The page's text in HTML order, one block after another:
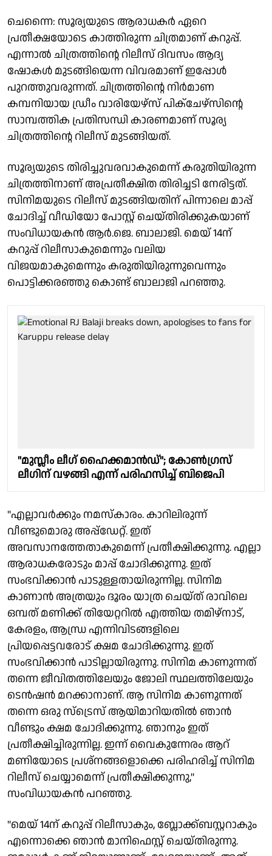
ചെന്നൈ: സൂര്യയുടെ ആരാധകര്‍ ഏറെ
പ്രതീക്ഷയോടെ കാത്തിരുന്ന ചിത്രമാണ് കറുപ്പ്.
എന്നാല്‍ ചിത്രത്തിൻ്റെ റിലീസ് ദിവസം ആദ്യ
ഷോകൾ മുടങ്ങിയെന്ന വിവരമാണ് ഇപ്പോൾ
പുറത്തുവരുന്നത്. ചിത്രത്തിൻ്റെ നിര്‍മാണ
കമ്പനിയായ ഡ്രീം വാരിയേഴ്‌സ് പിക്‌ചേഴ്സിൻ്റെ
സാമ്പത്തിക പ്രതിസന്ധി കാരണമാണ് സൂര്യ
ചിത്രത്തിൻ്റെ റിലീസ് മുടങ്ങിയത്.
സൂര്യയുടെ തിരിച്ചുവരവാകുമെന്ന് കരുതിയിരുന്ന
ചിത്രത്തിനാണ് അപ്രതീക്ഷിത തിരിച്ചടി നേരിട്ടത്.
സിനിമയുടെ റിലീസ് മുടങ്ങിയതിന് പിന്നാലെ മാപ്പ്
ചോദിച്ച് വീഡിയോ പോസ്റ്റ് ചെയ്തിരിക്കുകയാണ്
സംവിധായകന്‍ ആര്‍.ജെ. ബാലാജി. മെയ് 14ന്
കറുപ്പ് റിലീസാകുമെന്നും വലിയ
വിജയമാകുമെന്നും കരുതിയിരുന്നുവെന്നും
പൊട്ടിക്കരഞ്ഞു കൊണ്ട് ബാലാജി പറഞ്ഞു.
"മുസ്ലീം ലീഗ് ഹൈക്കമാൻഡ്"; കോൺഗ്രസ്
ലീഗിന് വഴങ്ങി എന്ന് പരിഹസിച്ച് ബിജെപി
"എല്ലാവര്‍ക്കും നമസ്‌കാരം. കാറിലിരുന്ന്
വീണ്ടുമൊരു അപ്പ്‌ഡേറ്റ്. ഇത്
അവസാനത്തേതാകുമെന്ന് പ്രതീക്ഷിക്കുന്നു. എല്ലാ
ആരാധകരോടും മാപ്പ് ചോദിക്കുന്നു. ഇത്
സംഭവിക്കാന്‍ പാടുള്ളതായിരുന്നില്ല. സിനിമ
കാണാന്‍ അത്രയും ദൂരം യാത്ര ചെയ്ത് രാവിലെ
ഒമ്പത് മണിക്ക് തിയേറ്ററില്‍ എത്തിയ തമിഴ്‌നാട്,
കേരളം, ആന്ധ്ര എന്നിവിടങ്ങളിലെ
പ്രിയപ്പെട്ടവരോട് ക്ഷമ ചോദിക്കുന്നു. ഇത്
സംഭവിക്കാന്‍ പാടില്ലായിരുന്നു. സിനിമ കാണുന്നത്
തന്നെ ജീവിതത്തിലേയും ജോലി സ്ഥലത്തിലേയും
ടെന്‍ഷന്‍ മറക്കാനാണ്. ആ സിനിമ കാണുന്നത്
തന്നെ ഒരു സ്‌ട്രെസ് ആയിമാറിയതില്‍ ഞാന്‍
വീണ്ടും ക്ഷമ ചോദിക്കുന്നു. ഞാനും ഇത്
പ്രതീക്ഷിച്ചിരുന്നില്ല. ഇന്ന് വൈകുന്നേരം ആറ്
മണിയോടെ പ്രശ്നങ്ങളൊക്കെ പരിഹരിച്ച് സിനിമ
റിലീസ് ചെയ്യാമെന്ന് പ്രതീക്ഷിക്കുന്നു,"
സംവിധായകന്‍ പറഞ്ഞു.
"മെയ് 14ന് കറുപ്പ് റിലീസാകും, ബ്ലോക്ക്‌ബസ്റ്ററാകും
എന്നൊക്കെ ഞാന്‍ മാനിഫെസ്റ്റ് ചെയ്തിരുന്നു.